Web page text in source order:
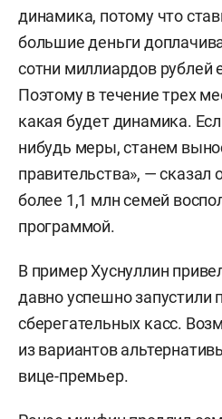
динамика, потому что
большие деньги
сотни миллиардов рублей
Поэтому в течение трех
какая будет динамика.
нибудь меры, станем
правительства», — сказал
более 1,1 млн семей
программой.
В пример Хуснуллин
давно успешно запустили
сберегательных касс.
из вариантов
вице-премьер.